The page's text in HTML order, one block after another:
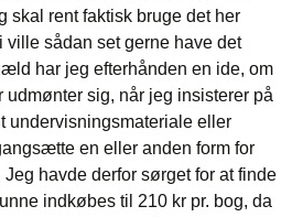
skal rent faktisk bruge det her
ville sådan set gerne have det
har jeg efterhånden en ide, om
udmønter sig, når jeg insisterer på
undervisningsmateriale eller
en eller anden form for
havde derfor sørget for at finde
indkøbes til 210 kr pr. bog, da